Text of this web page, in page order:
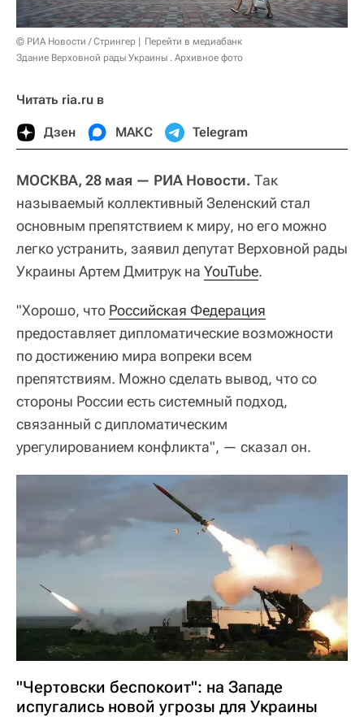
© РИА Новости / Стрингер
Перейти в медиабанк
Здание Верховной рады Украины . Архивное фото
Читать ria.ru в
Дзен МАКС Telegram
МОСКВА, 28 мая — РИА Новости. Так
называемый коллективный Зеленский стал
основным препятствием к миру, но его можно
легко устранить, заявил депутат Верховной рады
Украины Артем Дмитрук на YouTube.
"Хорошо, что Российская Федерация
предоставляет дипломатические возможности
по достижению мира вопреки всем
препятствиям. Можно сделать вывод, что со
стороны России есть системный подход,
связанный с дипломатическим
урегулированием конфликта", — сказал он.
"Чертовски беспокоит": на Западе
испугались новой угрозы для Украины